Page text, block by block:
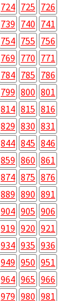
724 725 726
739 740 741
754 755 756
769 770 771
784 785 786
799 800 801
814 815 816
829 830 831
844 845 846
859 860 861
874 875 876
889 890 891
904 905 906
919 920 921
934 935 936
949 950 951
964 965 966
979 980 981